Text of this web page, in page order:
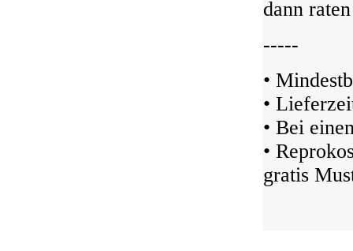
dann
-----
•
•
• Bei
•
gratis